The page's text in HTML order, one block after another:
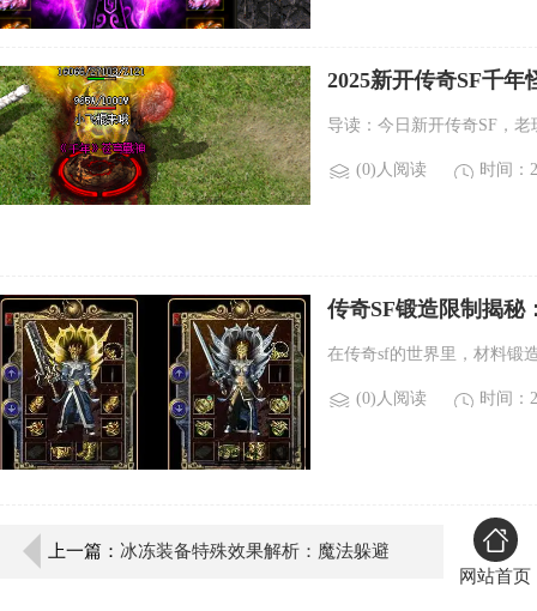
2025新开传奇SF千
导读：今日新开传奇SF，
(0)人阅读 时间：
传奇SF锻造限制揭秘
在传奇sf的世界里，材料锻
(0)人阅读 时间：
上一篇： 冰冻装备特殊效果解析：魔法躲避
网站首页